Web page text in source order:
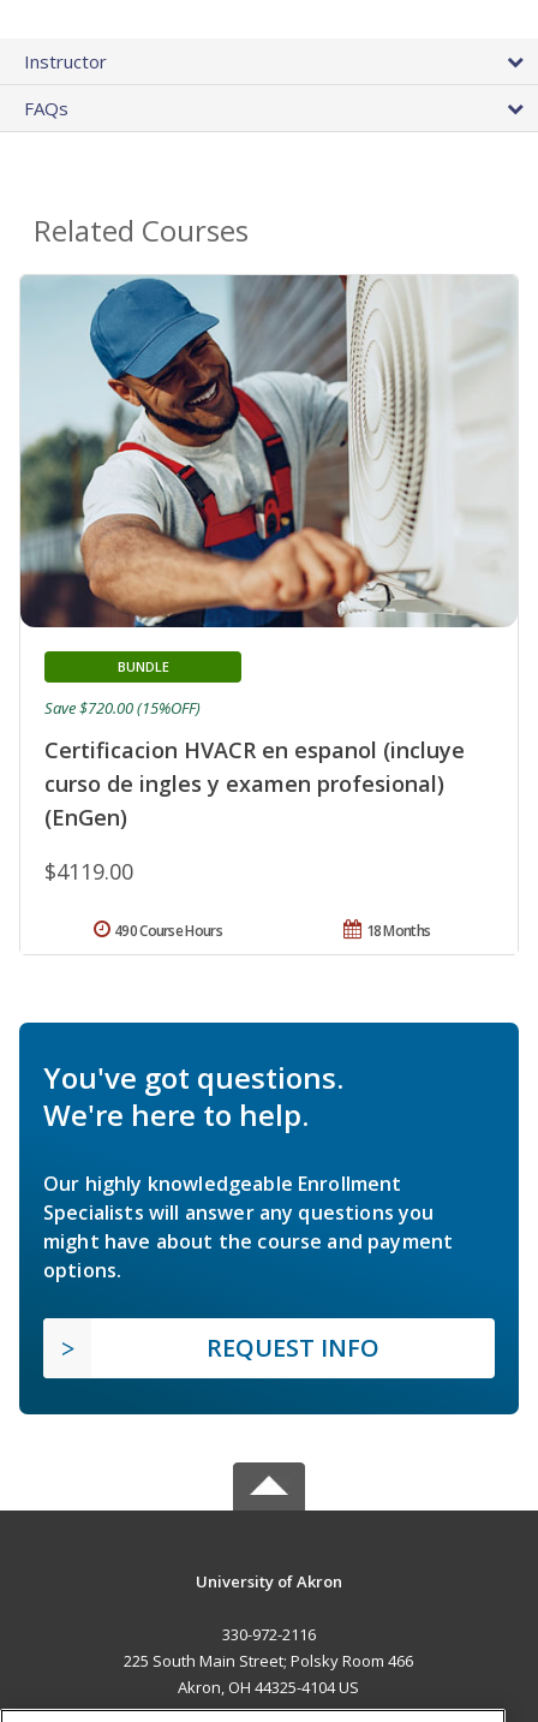
Instructor
FAQs
Related Courses
Certificacion HVACR en espanol (incluye
curso de ingles y examen profesional)
(EnGen)
BUNDLE
$4119.00
Save $720.00 (15%OFF)
18 Months
490 Course Hours
You've got questions.
We're here to help.
Our highly knowledgeable Enrollment
Specialists will answer any questions you
might have about the course and payment
options.
REQUEST INFO
University of Akron
330-972-2116
225 South Main Street; Polsky Room 466
Akron, OH 44325-4104 US